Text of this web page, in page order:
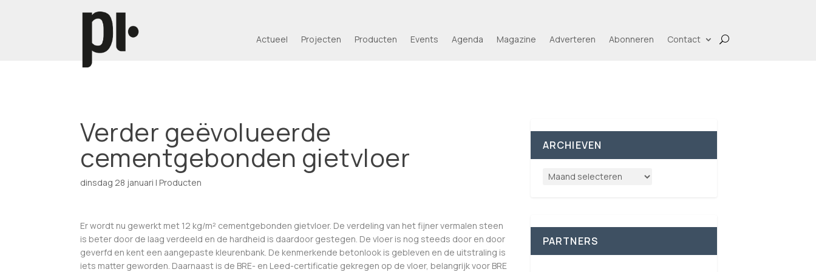
Actueel Projecten Producten Events Agenda Magazine Adverteren Abonneren Contact
Verder geëvolueerde
cementgebonden gietvloer
dinsdag 28 januari | Producten
Er wordt nu gewerkt met 12 kg/m² cementgebonden gietvloer. De verdeling van het fijner vermalen steen
is beter door de laag verdeeld en de hardheid is daardoor gestegen. De vloer is nog steeds door en door
geverfd en kent een aangepaste kleurenbank. De kenmerkende betonlook is gebleven en de uitstraling is
iets matter geworden. Daarnaast is de BRE- en Leed-certificatie gekregen op de vloer, belangrijk voor BRE
ARCHIEVEN
PARTNERS